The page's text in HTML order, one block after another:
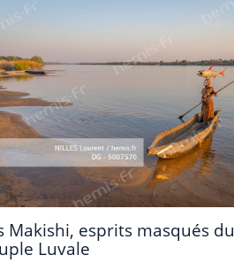
Makishi, esprits masqués du
Luvale